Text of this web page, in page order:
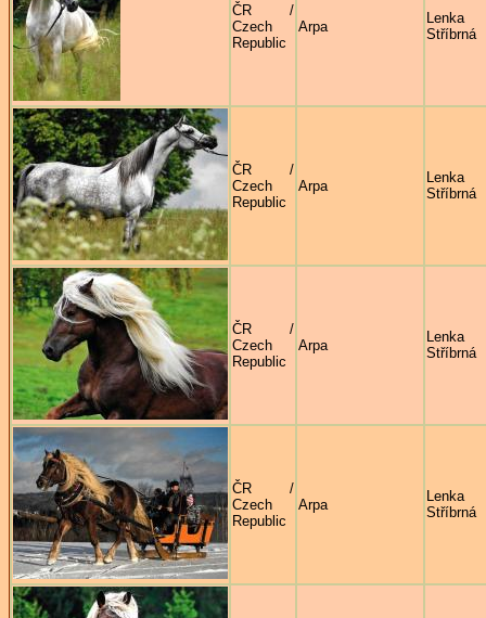
ČR /
Czech
Republic
Arpa
Lenka
Stříbrná
ČR /
Czech
Republic
Arpa
Lenka
Stříbrná
ČR /
Czech
Republic
Arpa
Lenka
Stříbrná
ČR /
Czech
Republic
Arpa
Lenka
Stříbrná